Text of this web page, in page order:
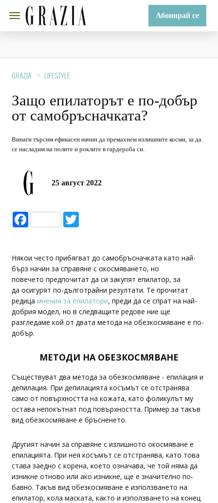
Абонирай се
GRAZIA LIFESTYLE
Защо епилаторът е по-добър
от самобръсначката?
Винаги търсим ефикасен начин да премахнем излишните косми, за да
се насладим на полите и роклите в гардероба си.
25 август 2022
Facebook
Някои често прибягват до самобръсначката като най-
бърз начин за справяне с окосмяването, но
повечето предпочитат да си закупят епилатор, за
да осигурят по-дълготрайни резултати. Те прочитат
редица мнения за епилатори, преди да се спрат на най-
добрия модел, но в следващите редове ние ще
разгледаме кой от двата метода на обезкосмяване е по-
добър.
МЕТОДИ НА ОБЕЗКОСМЯВАНЕ
Съществуват два метода за обезкосмяване - епилация и
депилация. При депилацията косъмът се отстранява
само от повърхността на кожата, като фоликулът му
остава непокътнат под повърхността. Пример за такъв
вид обезкосмяване е бръсненето.
Другият начин за справяне с излишното окосмяване е
епилацията. При нея косъмът се отстранява, като това
става заедно с корена, което означава, че той няма да
изникне отново или ако изникне, ще е значително по-
бавно. Такъв вид обезкосмяване е използването на
епилатор, кола маската, както и използването на конец